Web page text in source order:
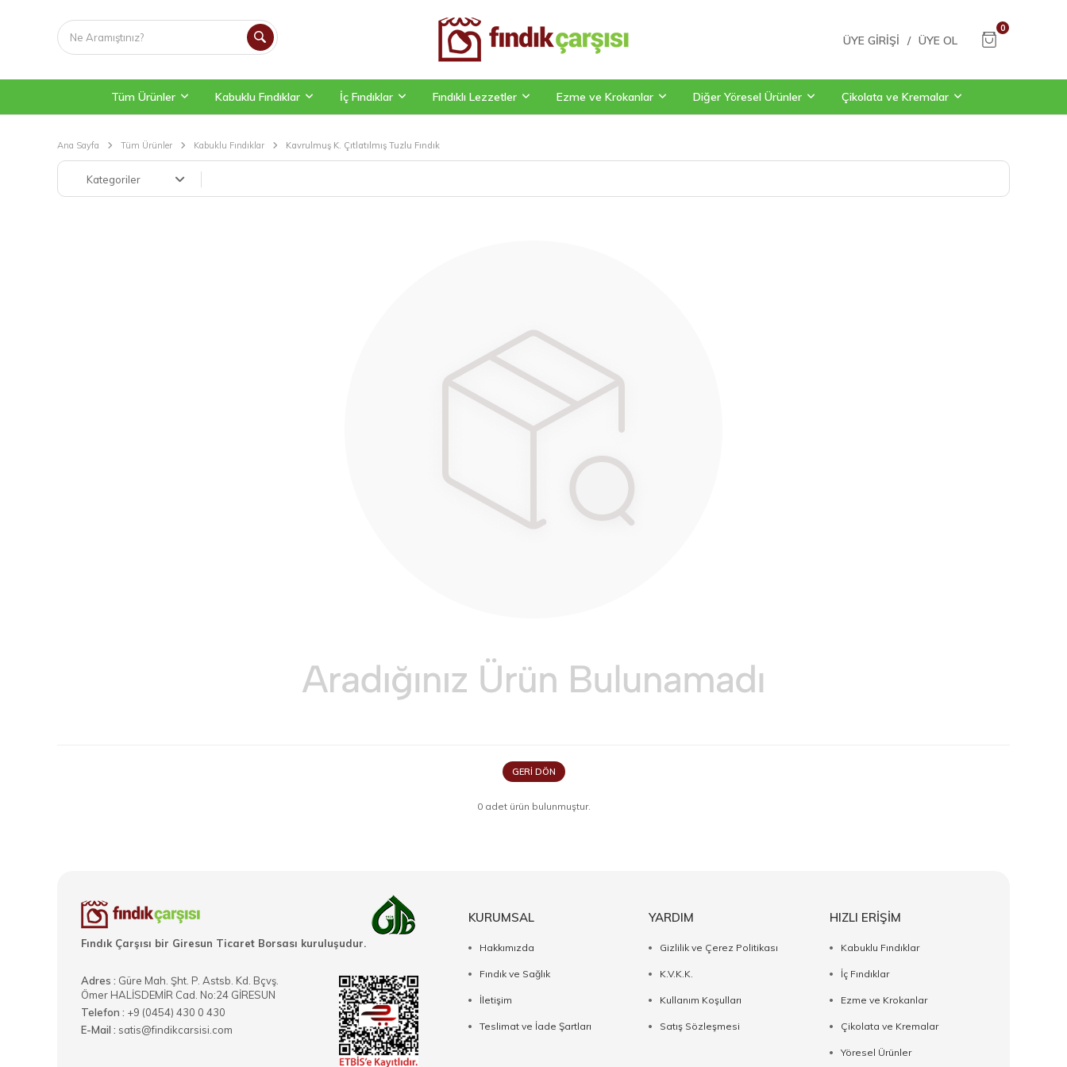
ÜYE GIRIŞI / ÜYE OL
0
Tüm Ürünler Kabuklu Fındıklar İç Fındıklar Fındıklı Lezzetler Ezme ve Krokanlar Diğer Yöresel Ürünler Çikolata ve Kremalar
Ana Sayfa Tüm Ürünler Kabuklu Fındıklar Kavrulmuş K. Çıtlatılmış Tuzlu Fındık
Kategoriler
GERI DÖN
0 adet ürün bulunmuştur.
Fındık Çarşısı bir Giresun Ticaret Borsası kuruluşudur.
Adres : Güre Mah. Şht. P. Astsb. Kd. Bçvş.
Ömer HALİSDEMİR Cad. No:24 GİRESUN
Telefon : +9 (0454) 430 0 430
E-Mail : satis@findikcarsisi.com
KURUMSAL
Hakkımızda
Fındık ve Sağlık
İletişim
Teslimat ve İade Şartları
YARDIM
Gizlilik ve Çerez Politikası
K.V.K.K.
Kullanım Koşulları
Satış Sözleşmesi
HIZLI ERİŞİM
Kabuklu Fındıklar
İç Fındıklar
Ezme ve Krokanlar
Çikolata ve Kremalar
Yöresel Ürünler